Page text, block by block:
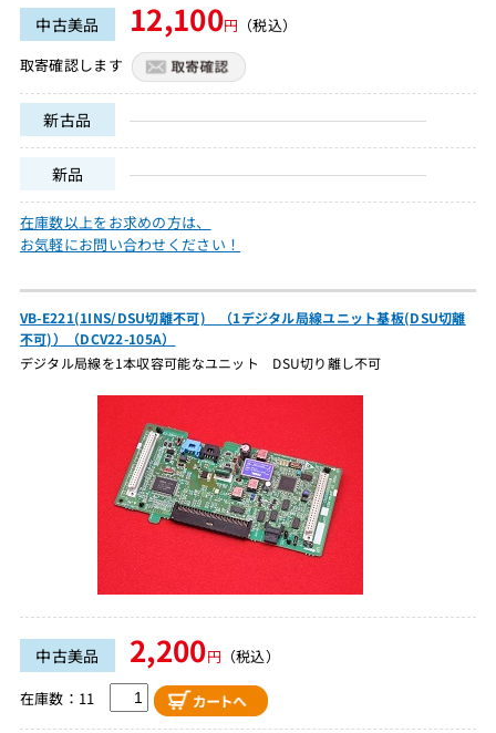
中古美品 12,100円 （税込）
取寄確認します
新古品
新品
在庫数以上をお求めの方は、
お気軽にお問い合わせください！
VB-E221(1INS/DSU切離不可) （1デジタル局線ユニット基板(DSU切離
不可)）（DCV22-105A）
デジタル局線を1本収容可能なユニット DSU切り離し不可
中古美品 2,200円 （税込）
在庫数：11